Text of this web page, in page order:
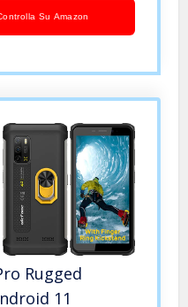
Su Amazon
Rugged
11